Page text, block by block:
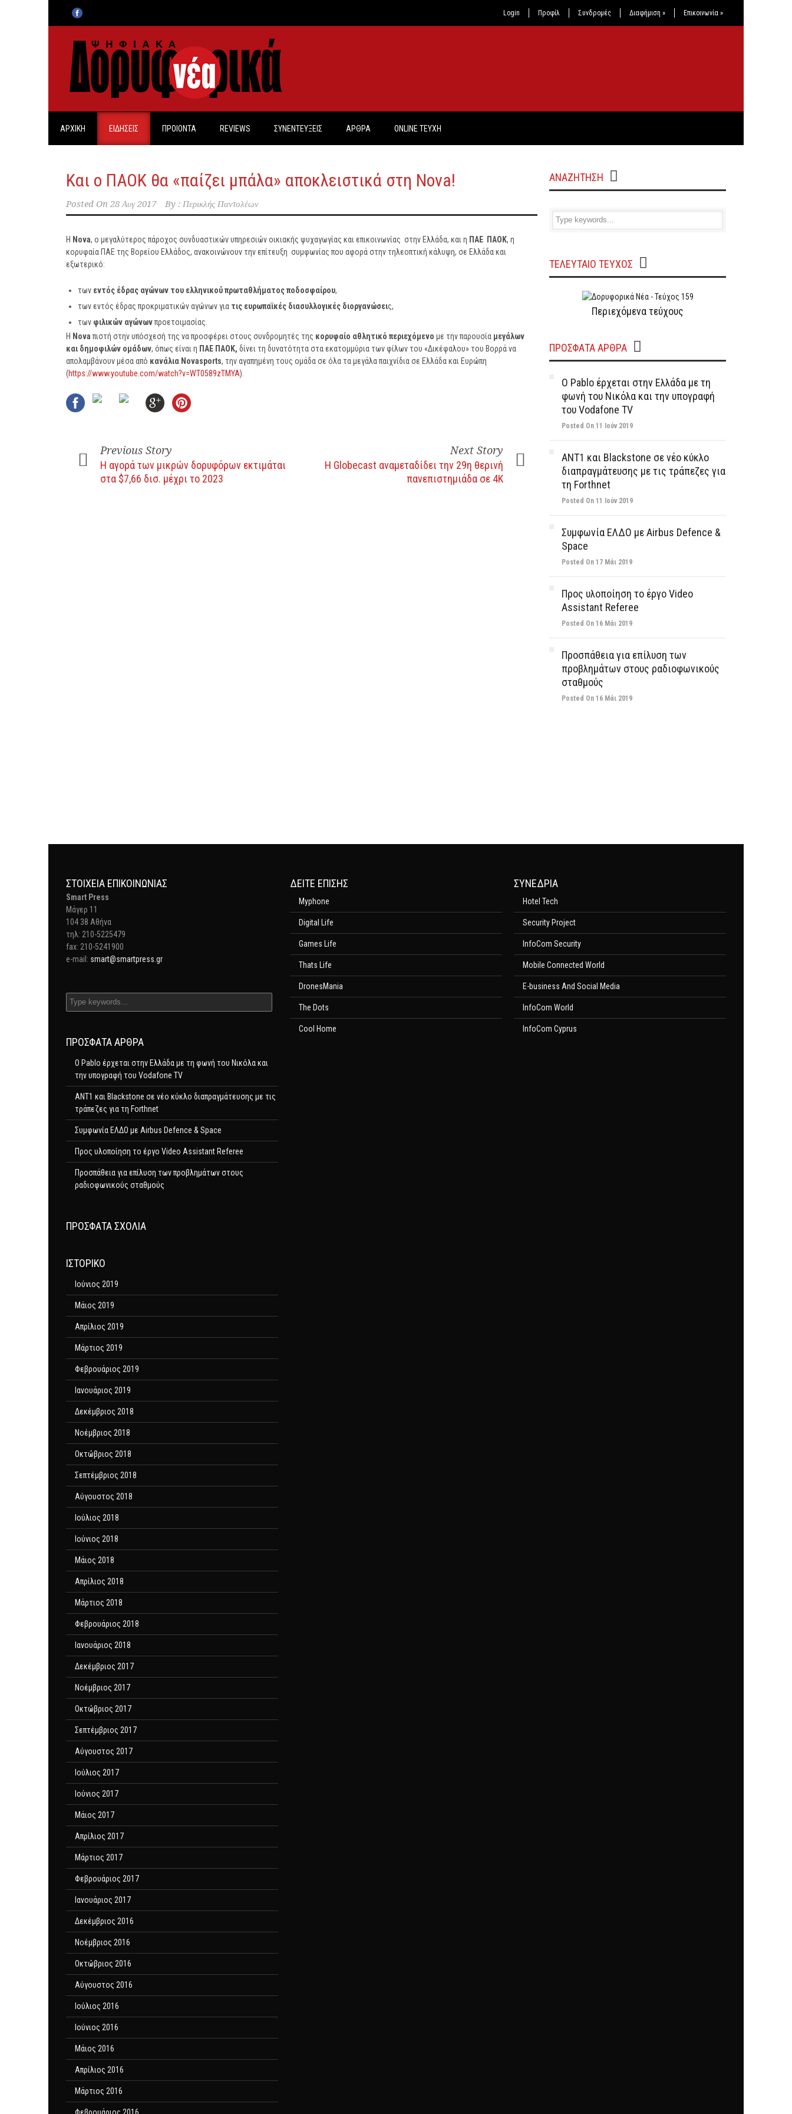
Login Προφίλ Συνδρομές Διαφήμιση » Επικοινωνία »
ΑΡΧΙΚΗ ΕΙΔΗΣΕΙΣ ΠΡΟΙΟΝΤΑ REVIEWS ΣΥΝΕΝΤΕΥΞΕΙΣ ΑΡΘΡΑ ONLINE TEYXH
Και ο ΠΑΟΚ θα «παίζει μπάλα» αποκλειστικά στη Nova!
Posted On 28 Αυγ 2017 By : Περικλής Παντολέων
Η Nova, ο μεγαλύτερος πάροχος συνδυαστικών υπηρεσιών οικιακής ψυχαγωγίας και επικοινωνίας στην Ελλάδα, και η ΠΑΕ ΠΑΟΚ, η
κορυφαία ΠΑΕ της Βορείου Ελλάδος, ανακοινώνουν την επίτευξη συμφωνίας που αφορά στην τηλεοπτική κάλυψη, σε Ελλάδα και
εξωτερικό:
των εντός έδρας αγώνων του ελληνικού πρωταθλήματος ποδοσφαίρου,
των εντός έδρας προκριματικών αγώνων για τις ευρωπαϊκές διασυλλογικές διοργανώσεις,
των φιλικών αγώνωνπροετοιμασίας.
Η Novaπιστή στην υπόσχεσή της να προσφέρει στους συνδρομητές της κορυφαίο αθλητικό περιεχόμενο με την παρουσία μεγάλων
και δημοφιλών ομάδων, όπως είναι η ΠΑΕ ΠΑΟΚ, δίνει τη δυνατότητα στα εκατομμύρια των φίλων του «Δικέφαλου» του Βορρά να
απολαμβάνουν μέσα από κανάλια Novasports, την αγαπημένη τους ομάδα σε όλα τα μεγάλα παιχνίδια σε Ελλάδα και Ευρώπη
(https://www.youtube.com/watch?v=WT0589zTMYA).
Previous Story
Η αγορά των μικρών δορυφόρων εκτιμάται
στα $7,66 δισ. μέχρι το 2023
Next Story
Η Globecast αναμεταδίδει την 29η θερινή
πανεπιστημιάδα σε 4K
ΑΝΑΖΗΤΗΣΗ
ΤΕΛΕΥΤΑΙΟ ΤΕΥΧΟΣ
Περιεχόμενα τεύχους
ΠΡΌΣΦΑΤΑ ΆΡΘΡΑ
Ο Pablo έρχεται στην Ελλάδα με τη
φωνή του Νικόλα και την υπογραφή
του Vodafone TV
Posted On 11 Ιούν 2019
ΑΝΤ1 και Blackstone σε νέο κύκλο
διαπραγμάτευσης με τις τράπεζες για
τη Forthnet
Posted On 11 Ιούν 2019
Συμφωνία ΕΛΔΟ με Airbus Defence &
Space
Posted On 17 Μάι 2019
Προς υλοποίηση το έργο Video
Assistant Referee
Posted On 16 Μάι 2019
Προσπάθεια για επίλυση των
προβλημάτων στους ραδιοφωνικούς
σταθμούς
Posted On 16 Μάι 2019
ΣΤΟΙΧΕΊΑ ΕΠΙΚΟΙΝΩΝΊΑΣ
Smart Press
Mάγερ 11
104 38 Αθήνα
τηλ: 210-5225479
fax: 210-5241900
e-mail: smart@smartpress.gr
ΠΡΌΣΦΑΤΑ ΆΡΘΡΑ
Ο Pablo έρχεται στην Ελλάδα με τη φωνή του Νικόλα και
την υπογραφή του Vodafone TV
ΑΝΤ1 και Blackstone σε νέο κύκλο διαπραγμάτευσης με τις
τράπεζες για τη Forthnet
Συμφωνία ΕΛΔΟ με Airbus Defence & Space
Προς υλοποίηση το έργο Video Assistant Referee
Προσπάθεια για επίλυση των προβλημάτων στους
ραδιοφωνικούς σταθμούς
ΠΡΌΣΦΑΤΑ ΣΧΌΛΙΑ
ΙΣΤΟΡΙΚΌ
Ιούνιος 2019
Μάιος 2019
Απρίλιος 2019
Μάρτιος 2019
Φεβρουάριος 2019
Ιανουάριος 2019
Δεκέμβριος 2018
Νοέμβριος 2018
Οκτώβριος 2018
Σεπτέμβριος 2018
Αύγουστος 2018
Ιούλιος 2018
Ιούνιος 2018
Μάιος 2018
Απρίλιος 2018
Μάρτιος 2018
Φεβρουάριος 2018
Ιανουάριος 2018
Δεκέμβριος 2017
Νοέμβριος 2017
Οκτώβριος 2017
Σεπτέμβριος 2017
Αύγουστος 2017
Ιούλιος 2017
Ιούνιος 2017
Μάιος 2017
Απρίλιος 2017
Μάρτιος 2017
Φεβρουάριος 2017
Ιανουάριος 2017
Δεκέμβριος 2016
Νοέμβριος 2016
Οκτώβριος 2016
Αύγουστος 2016
Ιούλιος 2016
Ιούνιος 2016
Μάιος 2016
Απρίλιος 2016
Μάρτιος 2016
ΔΕΊΤΕ ΕΠΊΣΗΣ
Myphone
Digital Life
Games Life
Thats Life
DronesMania
The Dots
Cool Home
ΣΥΝΕΔΡΙΑ
Hotel Tech
Security Project
InfoCom Security
Mobile Connected World
E-business And Social Media
InfoCom World
InfoCom Cyprus